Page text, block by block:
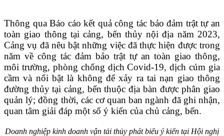
Thông qua Báo cáo kết quả công tác bảo đảm trật tự an
toàn giao thông tại cảng, bến thủy nội địa năm 2023,
Cảng vụ đã nêu bật những việc đã thực hiện được trong
năm về công tác đảm bảo trật tự an toàn giao thông,
môi trường, phòng chống dịch Covid-19, dịch cúm gia
cầm và nổi bật là không để xảy ra tai nạn giao thông
đường thủy tại cảng, bến thuộc địa bàn được phân giao
quản lý; đồng thời, các cơ quan ban ngành đã ghi nhận,
quan tâm giải đáp một số ý kiến của chủ cảng, bến.
Doanh nghiệp kinh doanh vận tải thủy phát biểu ý kiến tại Hội nghị